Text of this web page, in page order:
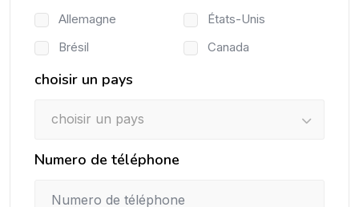
Allemagne
États-Unis
Brésil
Canada
choisir un pays
choisir un pays
Numero de téléphone